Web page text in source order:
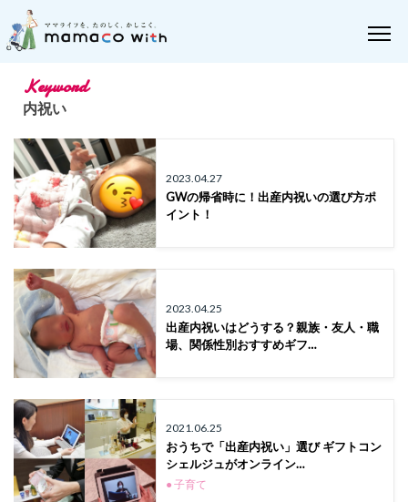
Keyword
内祝い
2023.04.27
GWの帰省時に！出産内祝いの選び方ポ
イント！
2023.04.25
出産内祝いはどうする？親族・友人・職
場、関係性別おすすめギフ…
2021.06.25
おうちで「出産内祝い」選び ギフトコン
シェルジュがオンライン…
● 子育て